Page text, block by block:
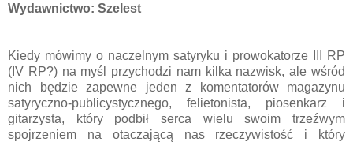
Wydawnictwo: Szelest
Kiedy mówimy o naczelnym satyryku i prowokatorze III RP
(IV RP?) na myśl przychodzi nam kilka nazwisk, ale wśród
nich będzie zapewne jeden z komentatorów magazynu
satyryczno-publicystycznego, felietonista, piosenkarz i
gitarzysta, który podbił serca wielu swoim trzeźwym
spojrzeniem na otaczającą nas rzeczywistość i który